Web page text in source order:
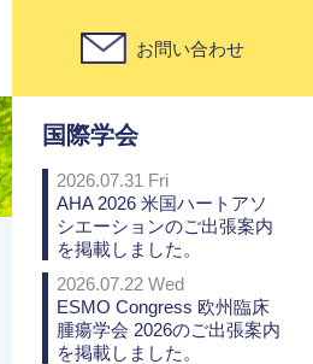
お問い合わせ
PICK UP
国際学会
2026.07.31 Fri
AHA 2026 米国ハートアソ
シエーションのご出張案内
を掲載しました。
2026.07.22 Wed
ESMO Congress 欧州臨床
腫瘍学会 2026のご出張案内
を掲載しました。